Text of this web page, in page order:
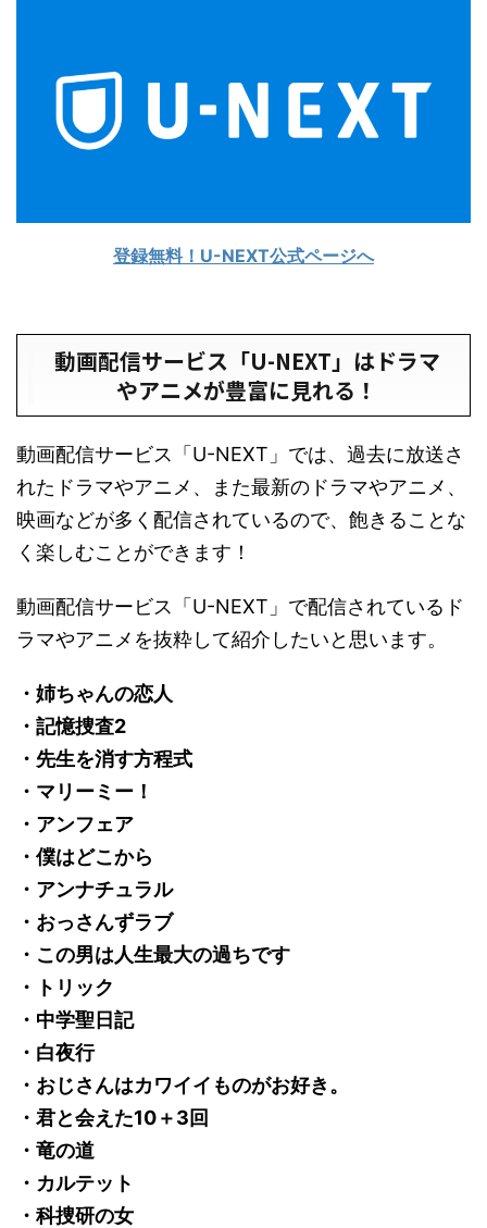
登録無料！U-NEXT公式ページへ
動画配信サービス「U-NEXT」はドラマ
やアニメが豊富に見れる！
動画配信サービス「U-NEXT」では、過去に放送さ
れたドラマやアニメ、また最新のドラマやアニメ、
映画などが多く配信されているので、飽きることな
く楽しむことができます！
動画配信サービス「U-NEXT」で配信されているド
ラマやアニメを抜粋して紹介したいと思います。
・姉ちゃんの恋人
・記憶捜査2
・先生を消す方程式
・マリーミー！
・アンフェア
・僕はどこから
・アンナチュラル
・おっさんずラブ
・この男は人生最大の過ちです
・トリック
・中学聖日記
・白夜行
・おじさんはカワイイものがお好き。
・君と会えた10＋3回
・竜の道
・カルテット
・科捜研の女